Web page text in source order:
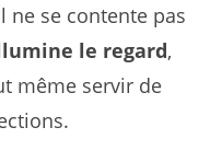
ne se contente pas
le regard,
même servir de